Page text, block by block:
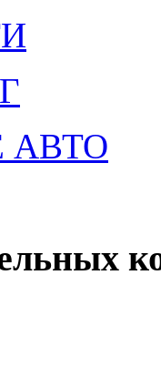
АВТО